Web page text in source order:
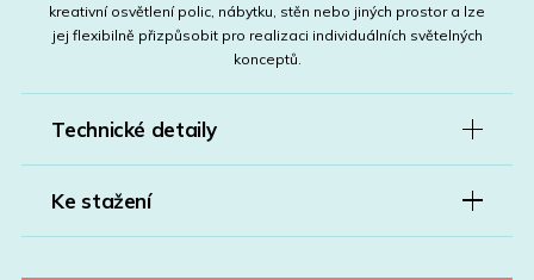
kreativní osvětlení polic, nábytku, stěn nebo jiných prostor a lze
jej flexibilně přizpůsobit pro realizaci individuálních světelných
konceptů.
Technické detaily
Ke stažení